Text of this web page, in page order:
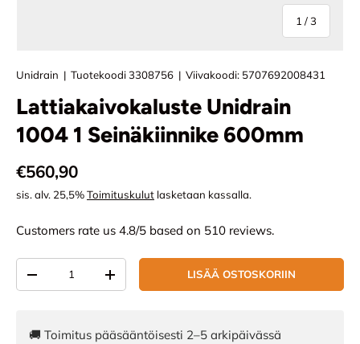
1 / /3
Unidrain | Tuotekoodi3308756 | Viivakoodi: 5707692008431
Lattiakaivokaluste Unidrain
1004 1 Seinäkiinnike 600mm
Normaali hinta
€560,90
sis. alv. 25,5%Toimituskulut lasketaan kassalla.
Customers rate us 4.8/5 based on 510 reviews.
VÄHENNÄ MÄÄRÄÄLISÄÄ MÄÄRÄÄLISÄÄ OSTOSKORIIN
🚚 Toimitus pääsääntöisesti 2–5 arkipäivässä